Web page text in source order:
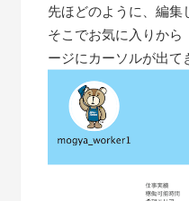
先ほどのように、編集
そこでお気に入りから
ージにカーソルが出て